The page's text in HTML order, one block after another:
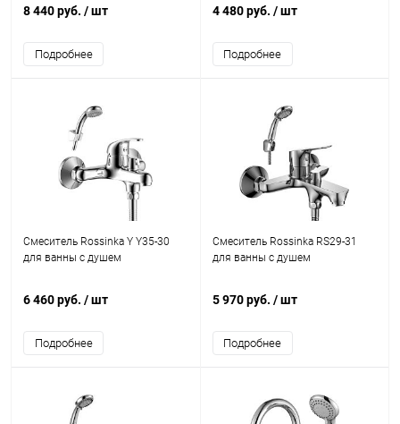
8 440 руб. / шт
Подробнее
4 480 руб. / шт
Подробнее
Смеситель Rossinka Y Y35-30
для ванны с душем
6 460 руб. / шт
Подробнее
Смеситель Rossinka RS29-31
для ванны с душем
5 970 руб. / шт
Подробнее